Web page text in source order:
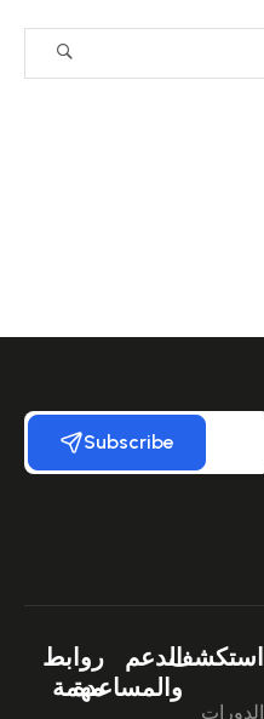
Subscribe
استكشف
الدورات
الدعم
والمساعدة
روابط
مهمة